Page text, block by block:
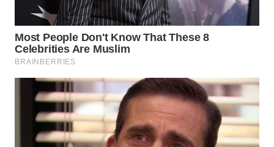
WN
SIMALUNGUN
WN
LABUHANBATU
WN
TAPANULI
TENGAH